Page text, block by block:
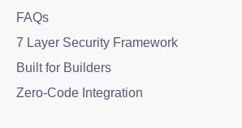
FAQs
7 Layer Security Framework
Built for Builders
Zero-Code Integration